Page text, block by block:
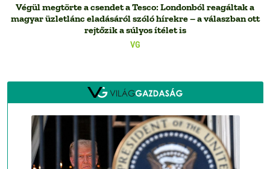
VG
Végül megtörte a csendet a Tesco: Londonból reagáltak a
magyar üzletlánc eladásáról szóló hírekre – a válaszban ott
rejtőzik a súlyos ítélet is